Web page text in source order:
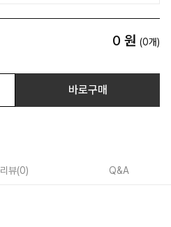
0 원 (0개)
바로구매
리뷰(0) Q&A